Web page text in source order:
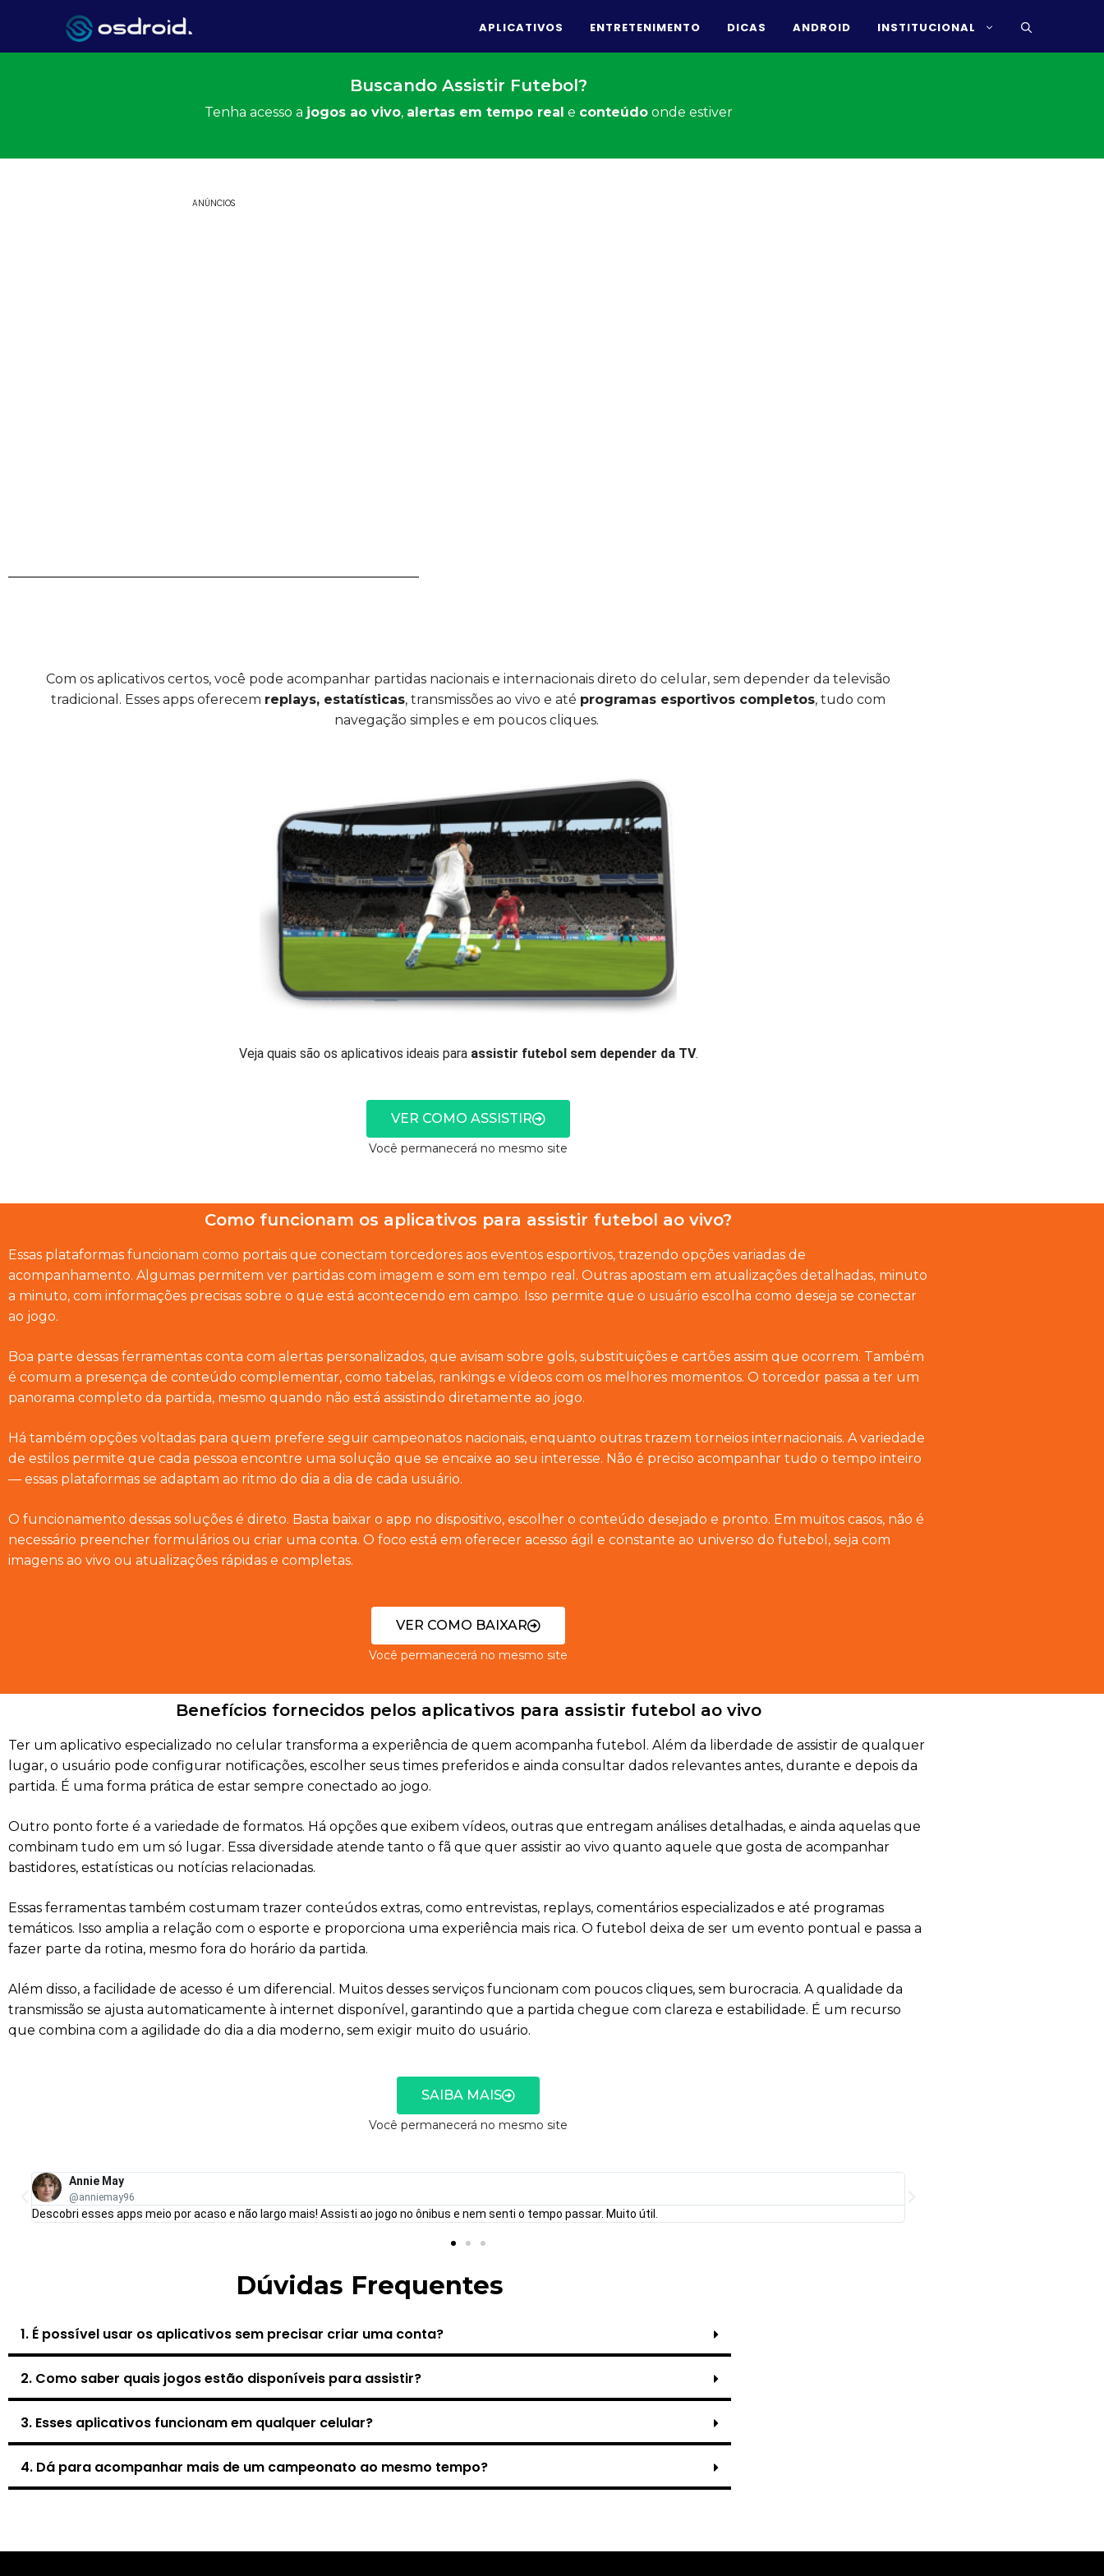
APLICATIVOS ENTRETENIMENTO DICAS ANDROID INSTITUCIONAL
Buscando Assistir Futebol?
Tenha acesso a jogos ao vivo, alertas em tempo real e conteúdoonde estiver
ANÚNCIOS
Com os aplicativos certos, você pode acompanhar partidas nacionais e internacionais direto do celular, sem depender da televisão
tradicional. Esses apps oferecem replays, estatísticas, transmissões ao vivo e até programas esportivos completos, tudo com
navegação simples e em poucos cliques.
Veja quais são os aplicativos ideais para assistir futebol sem depender da TV.
VER COMO ASSISTIR
Você permanecerá no mesmo site
Como funcionam os aplicativos para assistir futebol ao vivo?
Essas plataformas funcionam como portais que conectam torcedores aos eventos esportivos, trazendo opções variadas de
acompanhamento. Algumas permitem ver partidas com imagem e som em tempo real. Outras apostam em atualizações detalhadas, minuto
a minuto, com informações precisas sobre o que está acontecendo em campo. Isso permite que o usuário escolha como deseja se conectar
ao jogo.
Boa parte dessas ferramentas conta com alertas personalizados, que avisam sobre gols, substituições e cartões assim que ocorrem. Também
é comum a presença de conteúdo complementar, como tabelas, rankings e vídeos com os melhores momentos. O torcedor passa a ter um
panorama completo da partida, mesmo quando não está assistindo diretamente ao jogo.
Há também opções voltadas para quem prefere seguir campeonatos nacionais, enquanto outras trazem torneios internacionais. A variedade
de estilos permite que cada pessoa encontre uma solução que se encaixe ao seu interesse. Não é preciso acompanhar tudo o tempo inteiro
— essas plataformas se adaptam ao ritmo do dia a dia de cada usuário.
O funcionamento dessas soluções é direto. Basta baixar o app no dispositivo, escolher o conteúdo desejado e pronto. Em muitos casos, não é
necessário preencher formulários ou criar uma conta. O foco está em oferecer acesso ágil e constante ao universo do futebol, seja com
imagens ao vivo ou atualizações rápidas e completas.
VER COMO BAIXAR
Você permanecerá no mesmo site
Benefícios fornecidos pelos aplicativos para assistir futebol ao vivo
Ter um aplicativo especializado no celular transforma a experiência de quem acompanha futebol. Além da liberdade de assistir de qualquer
lugar, o usuário pode configurar notificações, escolher seus times preferidos e ainda consultar dados relevantes antes, durante e depois da
partida. É uma forma prática de estar sempre conectado ao jogo.
Outro ponto forte é a variedade de formatos. Há opções que exibem vídeos, outras que entregam análises detalhadas, e ainda aquelas que
combinam tudo em um só lugar. Essa diversidade atende tanto o fã que quer assistir ao vivo quanto aquele que gosta de acompanhar
bastidores, estatísticas ou notícias relacionadas.
Essas ferramentas também costumam trazer conteúdos extras, como entrevistas, replays, comentários especializados e até programas
temáticos. Isso amplia a relação com o esporte e proporciona uma experiência mais rica. O futebol deixa de ser um evento pontual e passa a
fazer parte da rotina, mesmo fora do horário da partida.
Além disso, a facilidade de acesso é um diferencial. Muitos desses serviços funcionam com poucos cliques, sem burocracia. A qualidade da
transmissão se ajusta automaticamente à internet disponível, garantindo que a partida chegue com clareza e estabilidade. É um recurso
que combina com a agilidade do dia a dia moderno, sem exigir muito do usuário.
SAIBA MAIS
Você permanecerá no mesmo site
Annie May
@anniemay96
Descobri esses apps meio por acaso e não largo mais! Assisti ao jogo no ônibus e nem senti o tempo passar. Muito útil.
Dúvidas Frequentes
1. É possível usar os aplicativos sem precisar criar uma conta?
2. Como saber quais jogos estão disponíveis para assistir?
3. Esses aplicativos funcionam em qualquer celular?
4. Dá para acompanhar mais de um campeonato ao mesmo tempo?